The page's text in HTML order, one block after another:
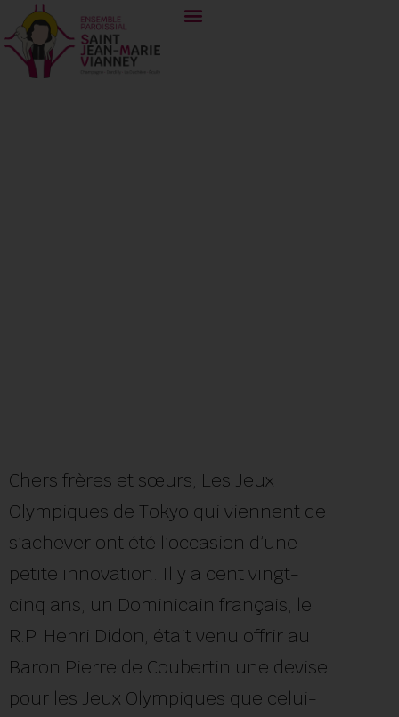
Chers frères et sœurs, Les Jeux
Olympiques de Tokyo qui viennent de
s’achever ont été l’occasion d’une
petite innovation. Il y a cent vingt-
cinq ans, un Dominicain français, le
R.P. Henri Didon, était venu offrir au
Baron Pierre de Coubertin une devise
pour les Jeux Olympiques que celui-